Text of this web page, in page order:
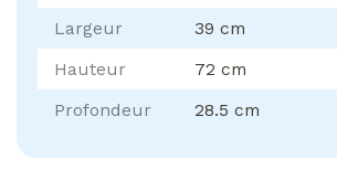
Largeur
39 cm
Hauteur
72 cm
Profondeur
28.5 cm